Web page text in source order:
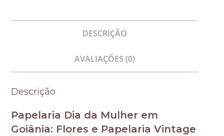
DESCRIÇÃO
AVALIAÇÕES (0)
Descrição
Papelaria Dia da Mulher em
Goiânia: Flores e Papelaria Vintage